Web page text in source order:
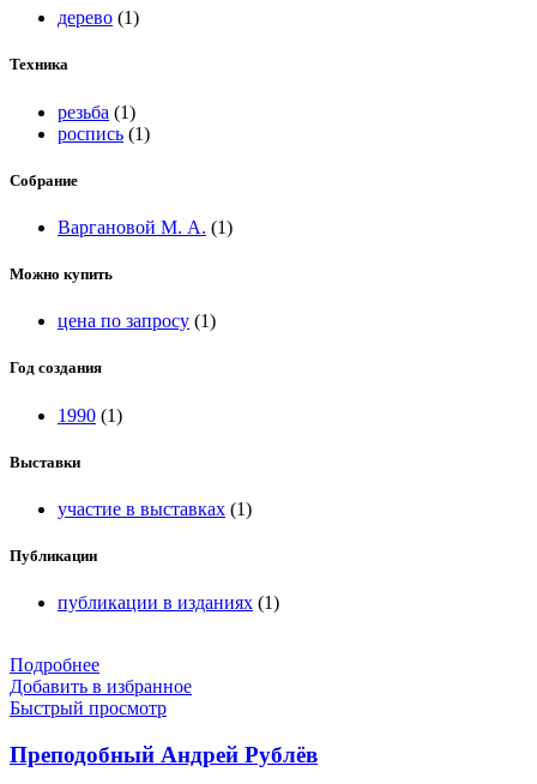
дерево (1)
Техника
резьба (1)
роспись (1)
Собрание
Варгановой М. А. (1)
Можно купить
цена по запросу (1)
Год создания
1990 (1)
Выставки
участие в выставках (1)
Публикации
публикации в изданиях (1)
Подробнее
Добавить в избранное
Быстрый просмотр
Преподобный Андрей Рублёв